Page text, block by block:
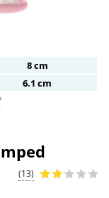
8 cm
6.1 cm
(13)